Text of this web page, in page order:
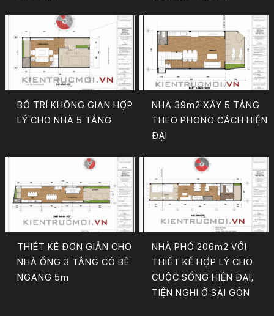
BỐ TRÍ KHÔNG GIAN HỢP
LÝ CHO NHÀ 5 TẦNG
NHÀ 39m2 XÂY 5 TẦNG
THEO PHONG CÁCH HIỆN
ĐẠI
THIẾT KẾ ĐƠN GIẢN CHO
NHÀ ỐNG 3 TẦNG CÓ BỀ
NGANG 5m
NHÀ PHỐ 206m2 VỚI
THIẾT KẾ HỢP LÝ CHO
CUỘC SỐNG HIỆN ĐẠI,
TIỆN NGHI Ở SÀI GÒN